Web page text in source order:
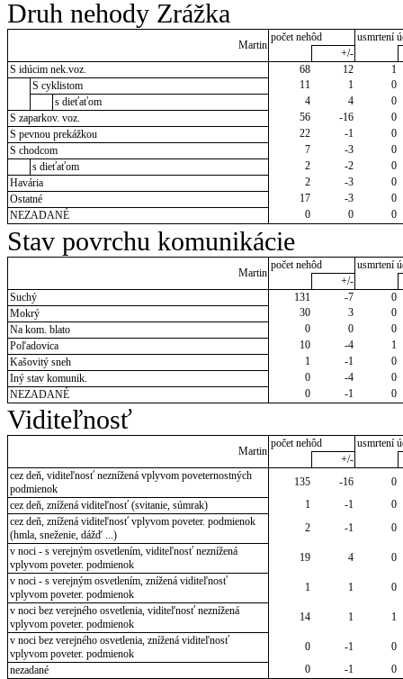
Druh nehody Zrážka
Martin
počet nehôd
usmrtení
+/-
S idúcim nek.voz.
68 12
1
S cyklistom
11 1
0
s dieťaťom
4 4
0
S zaparkov. voz.
56 -16
0
S pevnou prekážkou
22 -1
0
S chodcom
7 -3
0
s dieťaťom
2 -2
0
Havária
2 -3
0
Ostatné
17 -3
0
NEZADANÉ
0 0 0
Stav povrchu komunikácie
Martin
počet nehôd
usmrtení
+/-
Suchý
131 -7
0
Mokrý
30 3
0
Na kom. blato
0 0
0
Poľadovica
10 -4
1
Kašovitý sneh
1 -1
0
Iný stav komunik.
0 -4
0
NEZADANÉ
0 -1 0
Viditeľnosť
Martin
počet nehôd
usmrtení
+/-
cez deň, viditeľnosť neznížená vplyvom poveternostných
podmienok
135 -16
0
cez deň, znížená viditeľnosť (svitanie, súmrak)
1 -1
0
cez deň, znížená viditeľnosť vplyvom poveter. podmienok
(hmla, sneženie, dážď ...)
2 -1
0
v noci - s verejným osvetlením, viditeľnosť neznížená
vplyvom poveter. podmienok
19 4
0
v noci - s verejným osvetlením, znížená viditeľnosť
vplyvom poveter. podmienok
1 1
0
v noci bez verejného osvetlenia, viditeľnosť neznížená
vplyvom poveter. podmienok
14 1
1
v noci bez verejného osvetlenia, znížená viditeľnosť
vplyvom poveter. podmienok
0 -1
0
nezadané
0 -1 0